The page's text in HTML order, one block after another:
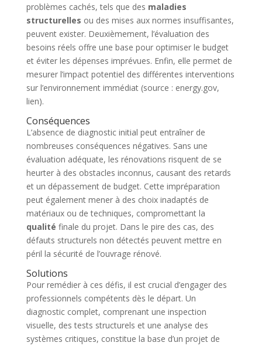
problèmes cachés, tels que des maladies
structurelles ou des mises aux normes insuffisantes,
peuvent exister. Deuxièmement, l’évaluation des
besoins réels offre une base pour optimiser le budget
et éviter les dépenses imprévues. Enfin, elle permet de
mesurer l’impact potentiel des différentes interventions
sur l’environnement immédiat (source : energy.gov,
lien).
Conséquences
L’absence de diagnostic initial peut entraîner de
nombreuses conséquences négatives. Sans une
évaluation adéquate, les rénovations risquent de se
heurter à des obstacles inconnus, causant des retards
et un dépassement de budget. Cette impréparation
peut également mener à des choix inadaptés de
matériaux ou de techniques, compromettant la
qualité finale du projet. Dans le pire des cas, des
défauts structurels non détectés peuvent mettre en
péril la sécurité de l’ouvrage rénové.
Solutions
Pour remédier à ces défis, il est crucial d’engager des
professionnels compétents dès le départ. Un
diagnostic complet, comprenant une inspection
visuelle, des tests structurels et une analyse des
systèmes critiques, constitue la base d’un projet de